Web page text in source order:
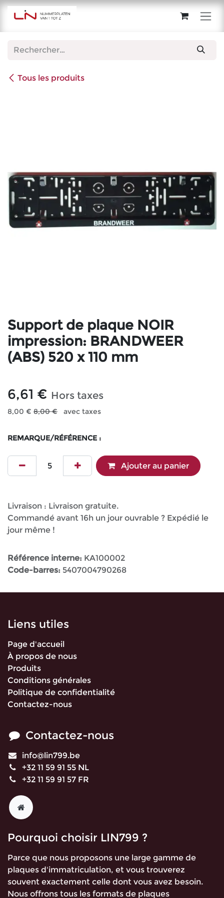
Se rendre au contenu
Tous les produits
Support de plaque NOIR
impression: BRANDWEER
(ABS) 520 x 110 mm
6,61 € Hors taxes
8,00 € 8,00€ avec taxes
REMARQUE/RÉFÉRENCE :
Ajouter au panier
Livraison : Livraison gratuite.
Commandé avant 16h un jour ouvrable ? Expédié le
jour même !
Référence interne: KA100002
Code-barres: 5407004790268
Liens utiles
Page d'accueil
À propos de nous
Produits
Conditions générales
Politique de confidentialité
Contactez-nous
Contactez-nous
info@lin799.be
+32 11 59 91 55 NL
+32 11 59 91 57 FR
Pourquoi choisir LIN799 ?
Parce que nous proposons une large gamme de
plaques d'immatriculation, et vous trouverez
souvent exactement celle dont vous avez besoin.
Nous offrons tous les formats de plaques